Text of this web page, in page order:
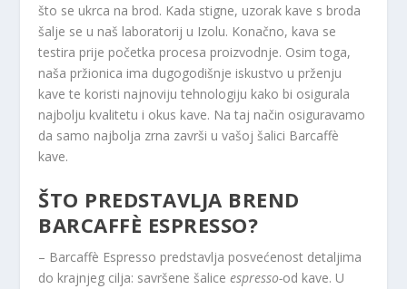
što se ukrca na brod. Kada stigne, uzorak kave s broda
šalje se u naš laboratorij u Izolu. Konačno, kava se
testira prije početka procesa proizvodnje. Osim toga,
naša pržionica ima dugogodišnje iskustvo u prženju
kave te koristi najnoviju tehnologiju kako bi osigurala
najbolju kvalitetu i okus kave. Na taj način osiguravamo
da samo najbolja zrna završi u vašoj šalici Barcaffè
kave.
ŠTO PREDSTAVLJA BREND
BARCAFFÈ ESPRESSO?
– Barcaffè Espresso predstavlja posvećenost detaljima
do krajnjeg cilja: savršene šaliceespresso-od kave. U